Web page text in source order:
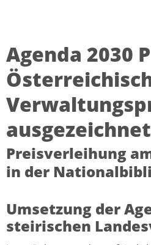
Agenda 2030
ausgezeichnet
Preisverleihung
in der
Umsetzung der
steirischen